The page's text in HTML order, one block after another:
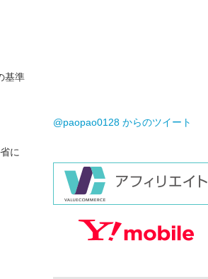
基準
に
@paopao0128 からのツイート